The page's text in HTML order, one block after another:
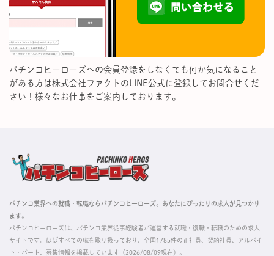
パチンコヒーローズへの会員登録をしなくても何か気になること
がある方は株式会社ファクトのLINE公式に登録してお問合せくだ
さい！様々なお仕事をご案内しております。
パチンコ業界への就職・転職ならパチンコヒーローズ。あなたにぴったりの求人が見つかり
ます。
パチンコヒーローズは、パチンコ業界従事経験者が運営する就職・復職・転職のための求人
サイトです。ほぼすべての職を取り扱っており、全国1785件の正社員、契約社員、アルバイ
ト・パート、募集情報を掲載しています（2026/08/09現在）。